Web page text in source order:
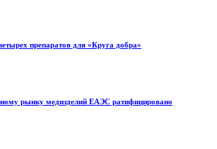
препаратов для «Круга добра»
рынку медизделий ЕАЭС ратифицировано